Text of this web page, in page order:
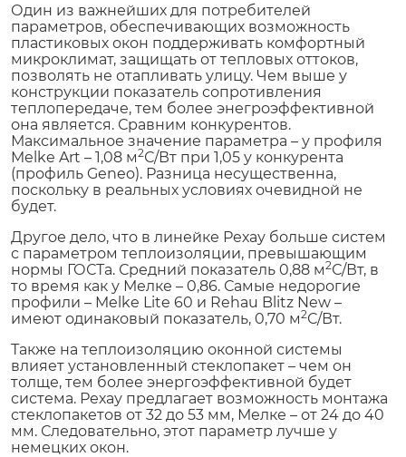
Один из важнейших для потребителей
параметров, обеспечивающих возможность
пластиковых окон поддерживать комфортный
микроклимат, защищать от тепловых оттоков,
позволять не отапливать улицу. Чем выше у
конструкции показатель сопротивления
теплопередаче, тем более энегроэффективной
она является. Сравним конкурентов.
Максимальное значение параметра – у профиля
Melke Art – 1,08 м2С/Вт при 1,05 у конкурента
(профиль Geneo). Разница несущественна,
поскольку в реальных условиях очевидной не
будет.
Другое дело, что в линейке Рехау больше систем
с параметром теплоизоляции, превышающим
нормы ГОСТа. Средний показатель 0,88 м2С/Вт, в
то время как у Мелке – 0,86. Самые недорогие
профили – Melke Lite 60 и Rehau Blitz New –
имеют одинаковый показатель, 0,70 м2С/Вт.
Также на теплоизоляцию оконной системы
влияет установленный стеклопакет – чем он
толще, тем более энергоэффективной будет
система. Рехау предлагает возможность монтажа
стеклопакетов от 32 до 53 мм, Мелке – от 24 до 40
мм. Следовательно, этот параметр лучше у
немецких окон.